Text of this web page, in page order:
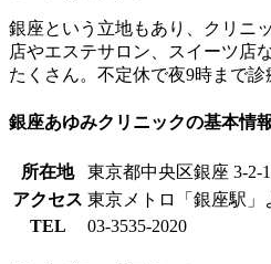
銀座という立地もあり、クリニ
店やエステサロン、スイーツ店
たくさん。不定休で夜9時まで診
銀座あゆみクリニックの基本情
所在地
東京都中央区銀座 3-2-
アクセス 東京メトロ「銀座駅」
TEL
03-3535-2020